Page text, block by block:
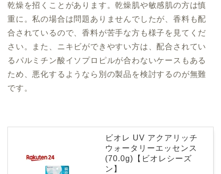
乾燥を招くことがあります。乾燥肌や敏感肌の方は慎
重に。私の場合は問題ありませんでしたが、香料も配
合されているので、香料が苦手な方も様子を見てくだ
さい。また、ニキビができやすい方は、配合されてい
るパルミチン酸イソプロピルが合わないケースもある
ため、悪化するようなら別の製品を検討するのが無難
です。
ビオレ UV アクアリッチ
ウォータリーエッセンス
(70.0g)【ビオレシーズ
ン】